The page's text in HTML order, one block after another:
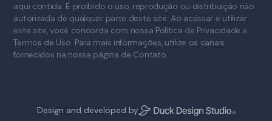
aqui contida. É proibido o uso, reprodução ou distribuição não
autorizada de qualquer parte deste site. Ao acessar e utilizar
este site, você concorda com nossa Política de Privacidade e
Termos de Uso. Para mais informações, utilize os canais
fornecidos na nossa página de Contato.
Design and developed by